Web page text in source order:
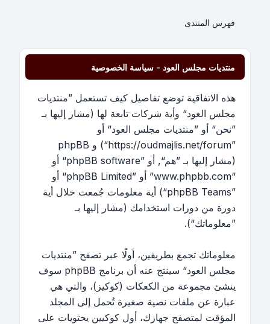
فهرس المنتدى
منتديات مجلس العود - سياسة الخصوصية
هذه الاتفاقية توضع تفاصيل كيف تستعمل ”منتديات
مجلس العود“ وأية شركات تابعة لها (مشار إليها بـ
”نحن“ أو ”منتديات مجلس العود“ أو
”https://oudmajlis.net/forum“) و phpBB
(مشار إليها بـ ”هم“, أو ”phpBB software“ أو
“www.phpbb.com” أو ”phpBB Limited“ أو
”phpBB Teams“) أية معلومات جُمعت خلال أية
دورة من دورات استخدامك (مشار إليها بـ
”معلوماتك“).
معلوماتك تجمع بطريقين، أولًا عبر تصفح ”منتديات
مجلس العود“ سينتج عنه أن برنامج phpBB سوف
ينشئ مجموعة من الكعكات (كوكيز)، والتي هي
عبارة عن ملفات نصية صغيرة تُحمل إلى المجلد
المؤقت لمتصفح جهازك، أول كوكيين يحتويات على